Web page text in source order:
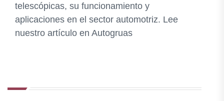
telescópicas, su funcionamiento y
aplicaciones en el sector automotriz. Lee
nuestro artículo en Autogruas